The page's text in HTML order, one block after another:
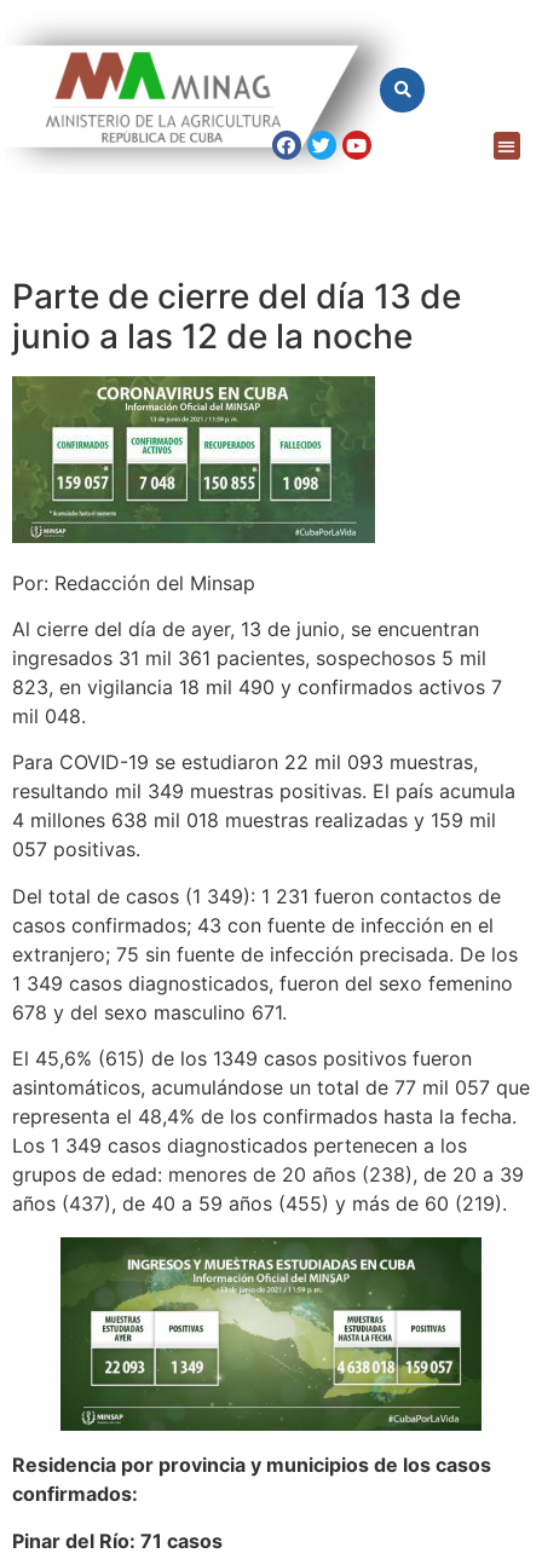
Parte de cierre del día 13 de
junio a las 12 de la noche
Por: Redacción del Minsap
Al cierre del día de ayer, 13 de junio, se encuentran
ingresados 31 mil 361 pacientes, sospechosos 5 mil
823, en vigilancia 18 mil 490 y confirmados activos 7
mil 048.
Para COVID-19 se estudiaron 22 mil 093 muestras,
resultando mil 349 muestras positivas. El país acumula
4 millones 638 mil 018 muestras realizadas y 159 mil
057 positivas.
Del total de casos (1 349): 1 231 fueron contactos de
casos confirmados; 43 con fuente de infección en el
extranjero; 75 sin fuente de infección precisada. De los
1 349 casos diagnosticados, fueron del sexo femenino
678 y del sexo masculino 671.
El 45,6% (615) de los 1349 casos positivos fueron
asintomáticos, acumulándose un total de 77 mil 057 que
representa el 48,4% de los confirmados hasta la fecha.
Los 1 349 casos diagnosticados pertenecen a los
grupos de edad: menores de 20 años (238), de 20 a 39
años (437), de 40 a 59 años (455) y más de 60 (219).
Residencia por provincia y municipios de los casos
confirmados:
Pinar del Río: 71 casos